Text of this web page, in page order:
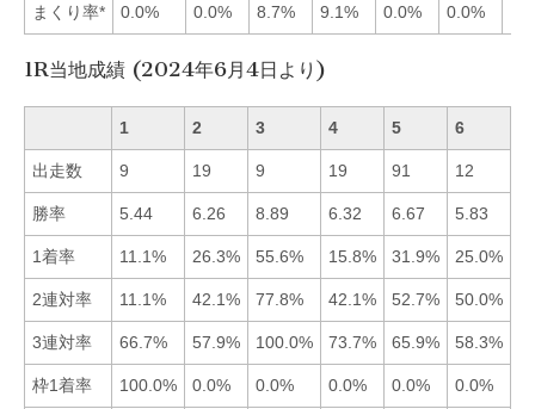
まくり率* 0.0% 0.0% 8.7% 9.1% 0.0% 0.0%
1R当地成績 (2024年6月4日より)
1 2 3 4 5 6
出走数 9 19 9 19 91 12
勝率 5.44 6.26 8.89 6.32 6.67 5.83
1着率 11.1% 26.3% 55.6% 15.8% 31.9% 25.0%
2連対率 11.1% 42.1% 77.8% 42.1% 52.7% 50.0%
3連対率 66.7% 57.9% 100.0% 73.7% 65.9% 58.3%
枠1着率 100.0% 0.0% 0.0% 0.0% 0.0% 0.0%